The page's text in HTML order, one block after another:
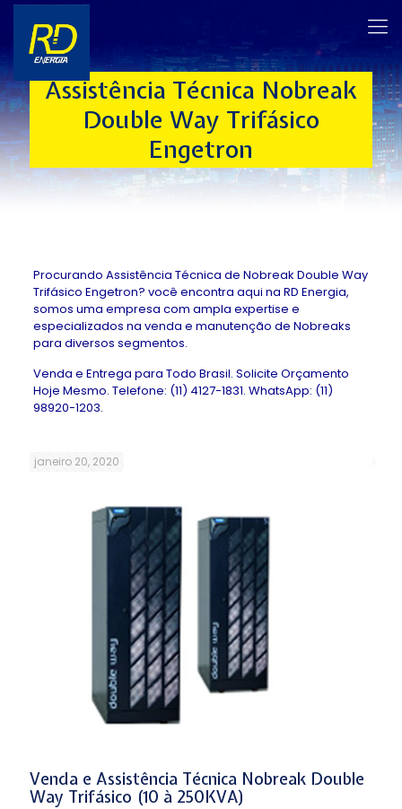
Assistência Técnica Nobreak
Double Way Trifásico
Engetron
Procurando Assistência Técnica de Nobreak Double Way
Trifásico Engetron? você encontra aqui na RD Energia,
somos uma empresa com ampla expertise e
especializados na venda e manutenção de Nobreaks
para diversos segmentos.
Venda e Entrega para Todo Brasil. Solicite Orçamento
Hoje Mesmo. Telefone: (11) 4127-1831. WhatsApp: (11)
98920-1203.
janeiro 20, 2020
Venda e Assistência Técnica Nobreak Double
Way Trifásico (10 à 250KVA)